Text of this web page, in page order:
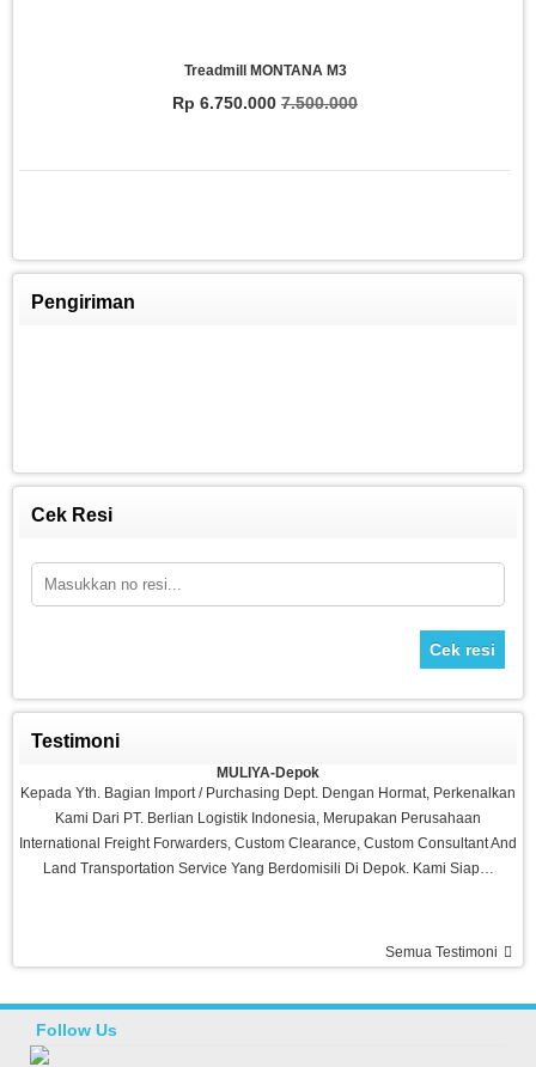
Treadmill MONTANA M3
Rp 6.750.000 7.500.000
Rp 1.980.0002.700.000
Pengiriman
Cek Resi
Cek resi
Testimoni
MULIYA-Depok
Kepada Yth. Bagian Import / Purchasing Dept. Dengan Hormat, Perkenalkan
Kami Dari PT. Berlian Logistik Indonesia, Merupakan Perusahaan
International Freight Forwarders, Custom Clearance, Custom Consultant And
Land Transportation Service Yang Berdomisili Di Depok. Kami Siap…
Semua Testimoni
Follow Us